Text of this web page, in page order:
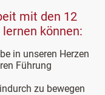
mit den 12
können:
in unseren Herzen
Führung
zu bewegen